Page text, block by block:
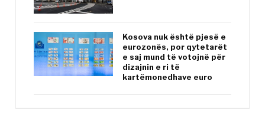
Kosova nuk është pjesë e
eurozonës, por qytetarët
e saj mund të votojnë për
dizajnin e ri të
kartëmonedhave euro